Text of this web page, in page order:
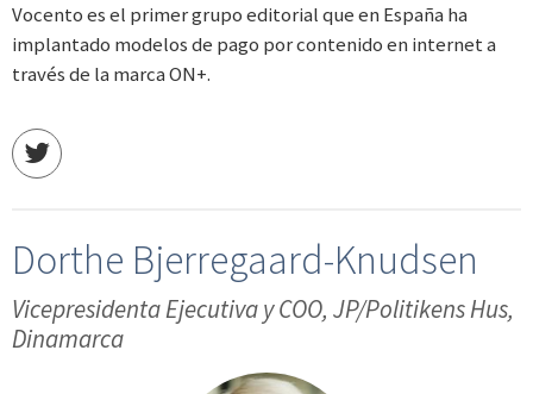
Vocento es el primer grupo editorial que en España ha
implantado modelos de pago por contenido en internet a
través de la marca ON+.
Dorthe Bjerregaard-Knudsen
Vicepresidenta Ejecutiva y COO, JP/Politikens Hus,
Dinamarca